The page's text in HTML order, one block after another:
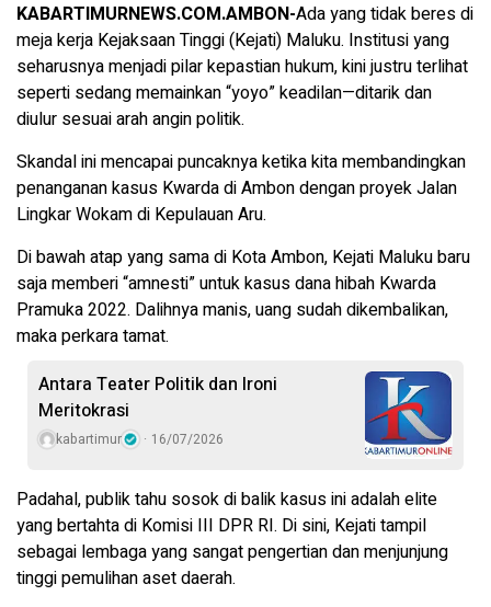
KABARTIMURNEWS.COM.AMBON-Ada yang tidak beres di
meja kerja Kejaksaan Tinggi (Kejati) Maluku. Institusi yang
seharusnya menjadi pilar kepastian hukum, kini justru terlihat
seperti sedang memainkan “yoyo” keadilan—ditarik dan
diulur sesuai arah angin politik.
Skandal ini mencapai puncaknya ketika kita membandingkan
penanganan kasus Kwarda di Ambon dengan proyek Jalan
Lingkar Wokam di Kepulauan Aru.
Di bawah atap yang sama di Kota Ambon, Kejati Maluku baru
saja memberi “amnesti” untuk kasus dana hibah Kwarda
Pramuka 2022. Dalihnya manis, uang sudah dikembalikan,
maka perkara tamat.
Antara Teater Politik dan Ironi
Meritokrasi
kabartimur 16/07/2026
Padahal, publik tahu sosok di balik kasus ini adalah elite
yang bertahta di Komisi III DPR RI. Di sini, Kejati tampil
sebagai lembaga yang sangat pengertian dan menjunjung
tinggi pemulihan aset daerah.